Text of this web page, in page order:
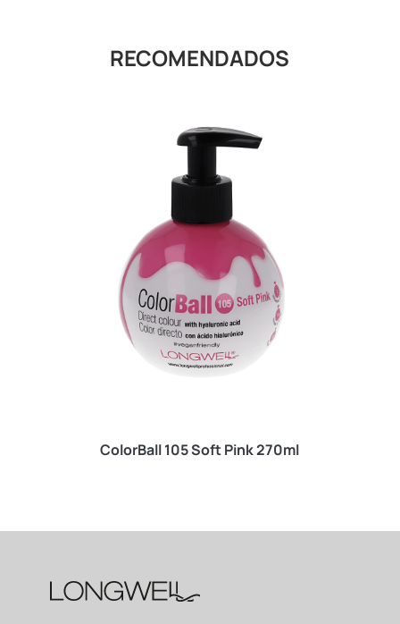
RECOMENDADOS
ColorBall 105 Soft Pink 270ml